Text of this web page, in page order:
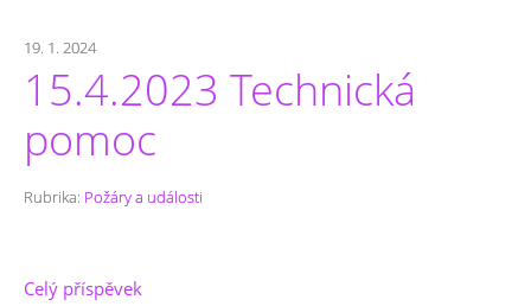
19. 1. 2024
15.4.2023 Technická
pomoc
Rubrika: Požáry a události
Celý příspěvek